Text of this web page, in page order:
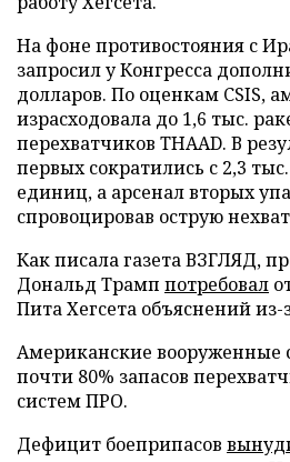
На фоне противостояния с
запросил у Конгресса
долларов. По оценкам CSIS,
израсходовала до 1,6 тыс.
перехватчиков THAAD. В
первых сократились с 2,3
единиц, а арсенал вторых
спровоцировав острую
Как писала газета ВЗГЛЯД,
Дональд Трамп потребовал
Пита Хегсета объяснений из-
Американские вооруженные
почти 80% запасов
систем ПРО.
Дефицит боеприпасов